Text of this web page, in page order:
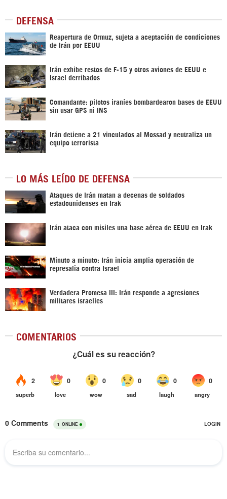
DEFENSA
Reapertura de Ormuz, sujeta a aceptación de condiciones
de Irán por EEUU
Irán exhibe restos de F-15 y otros aviones de EEUU e
Israel derribados
Comandante: pilotos iraníes bombardearon bases de EEUU
sin usar GPS ni INS
Irán detiene a 21 vinculados al Mossad y neutraliza un
equipo terrorista
LO MÁS LEÍDO DE DEFENSA
Ataques de Irán matan a decenas de soldados
estadounidenses en Irak
Irán ataca con misiles una base aérea de EEUU en Irak
Minuto a minuto: Irán inicia amplia operación de
represalia contra Israel
Verdadera Promesa III: Irán responde a agresiones
militares israelíes
COMENTARIOS